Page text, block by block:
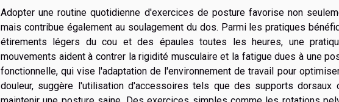
Adopter une routine quotidienne d'exercices de posture favorise non
mais contribue également au soulagement du dos. Parmi les pratiques
étirements légers du cou et des épaules toutes les heures, une
mouvements aident à contrer la rigidité musculaire et la fatigue dues à une
fonctionnelle, qui vise l'adaptation de l'environnement de travail pour
douleur, suggère l'utilisation d'accessoires tels que des supports dorsaux